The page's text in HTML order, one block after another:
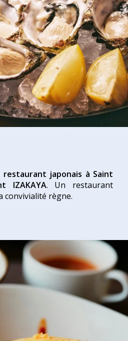
restaurant japonais à Saint
IZAKAYA. Un restaurant
convivialité règne.